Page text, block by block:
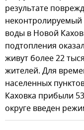
результате
неконтролируемый
воды в Новой
подтопления
живут более 22
жителей. Для
населенных
Каховка прибыли
округе введен